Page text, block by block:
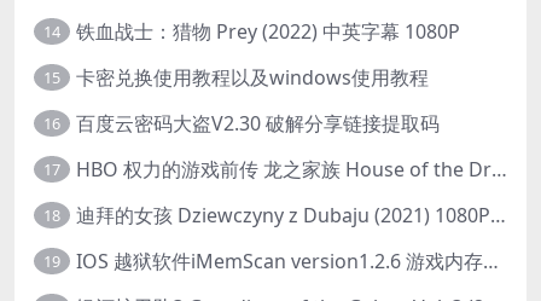
14 铁血战士：猎物 Prey (2022) 中英字幕 1080P
15 卡密兑换使用教程以及windows使用教程
16 百度云密码大盗V2.30 破解分享链接提取码
17 HBO 权力的游戏前传 龙之家族 House of the Dragon (2022) 中字 1080P 更新4集
18 迪拜的女孩 Dziewczyny z Dubaju (2021) 1080P 中字
19 IOS 越狱软件iMemScan version1.2.6 游戏内存修改器